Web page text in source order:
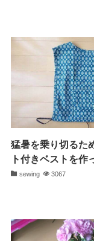
猛暑を乗り切るた
ト付きベストを作
sewing 3067